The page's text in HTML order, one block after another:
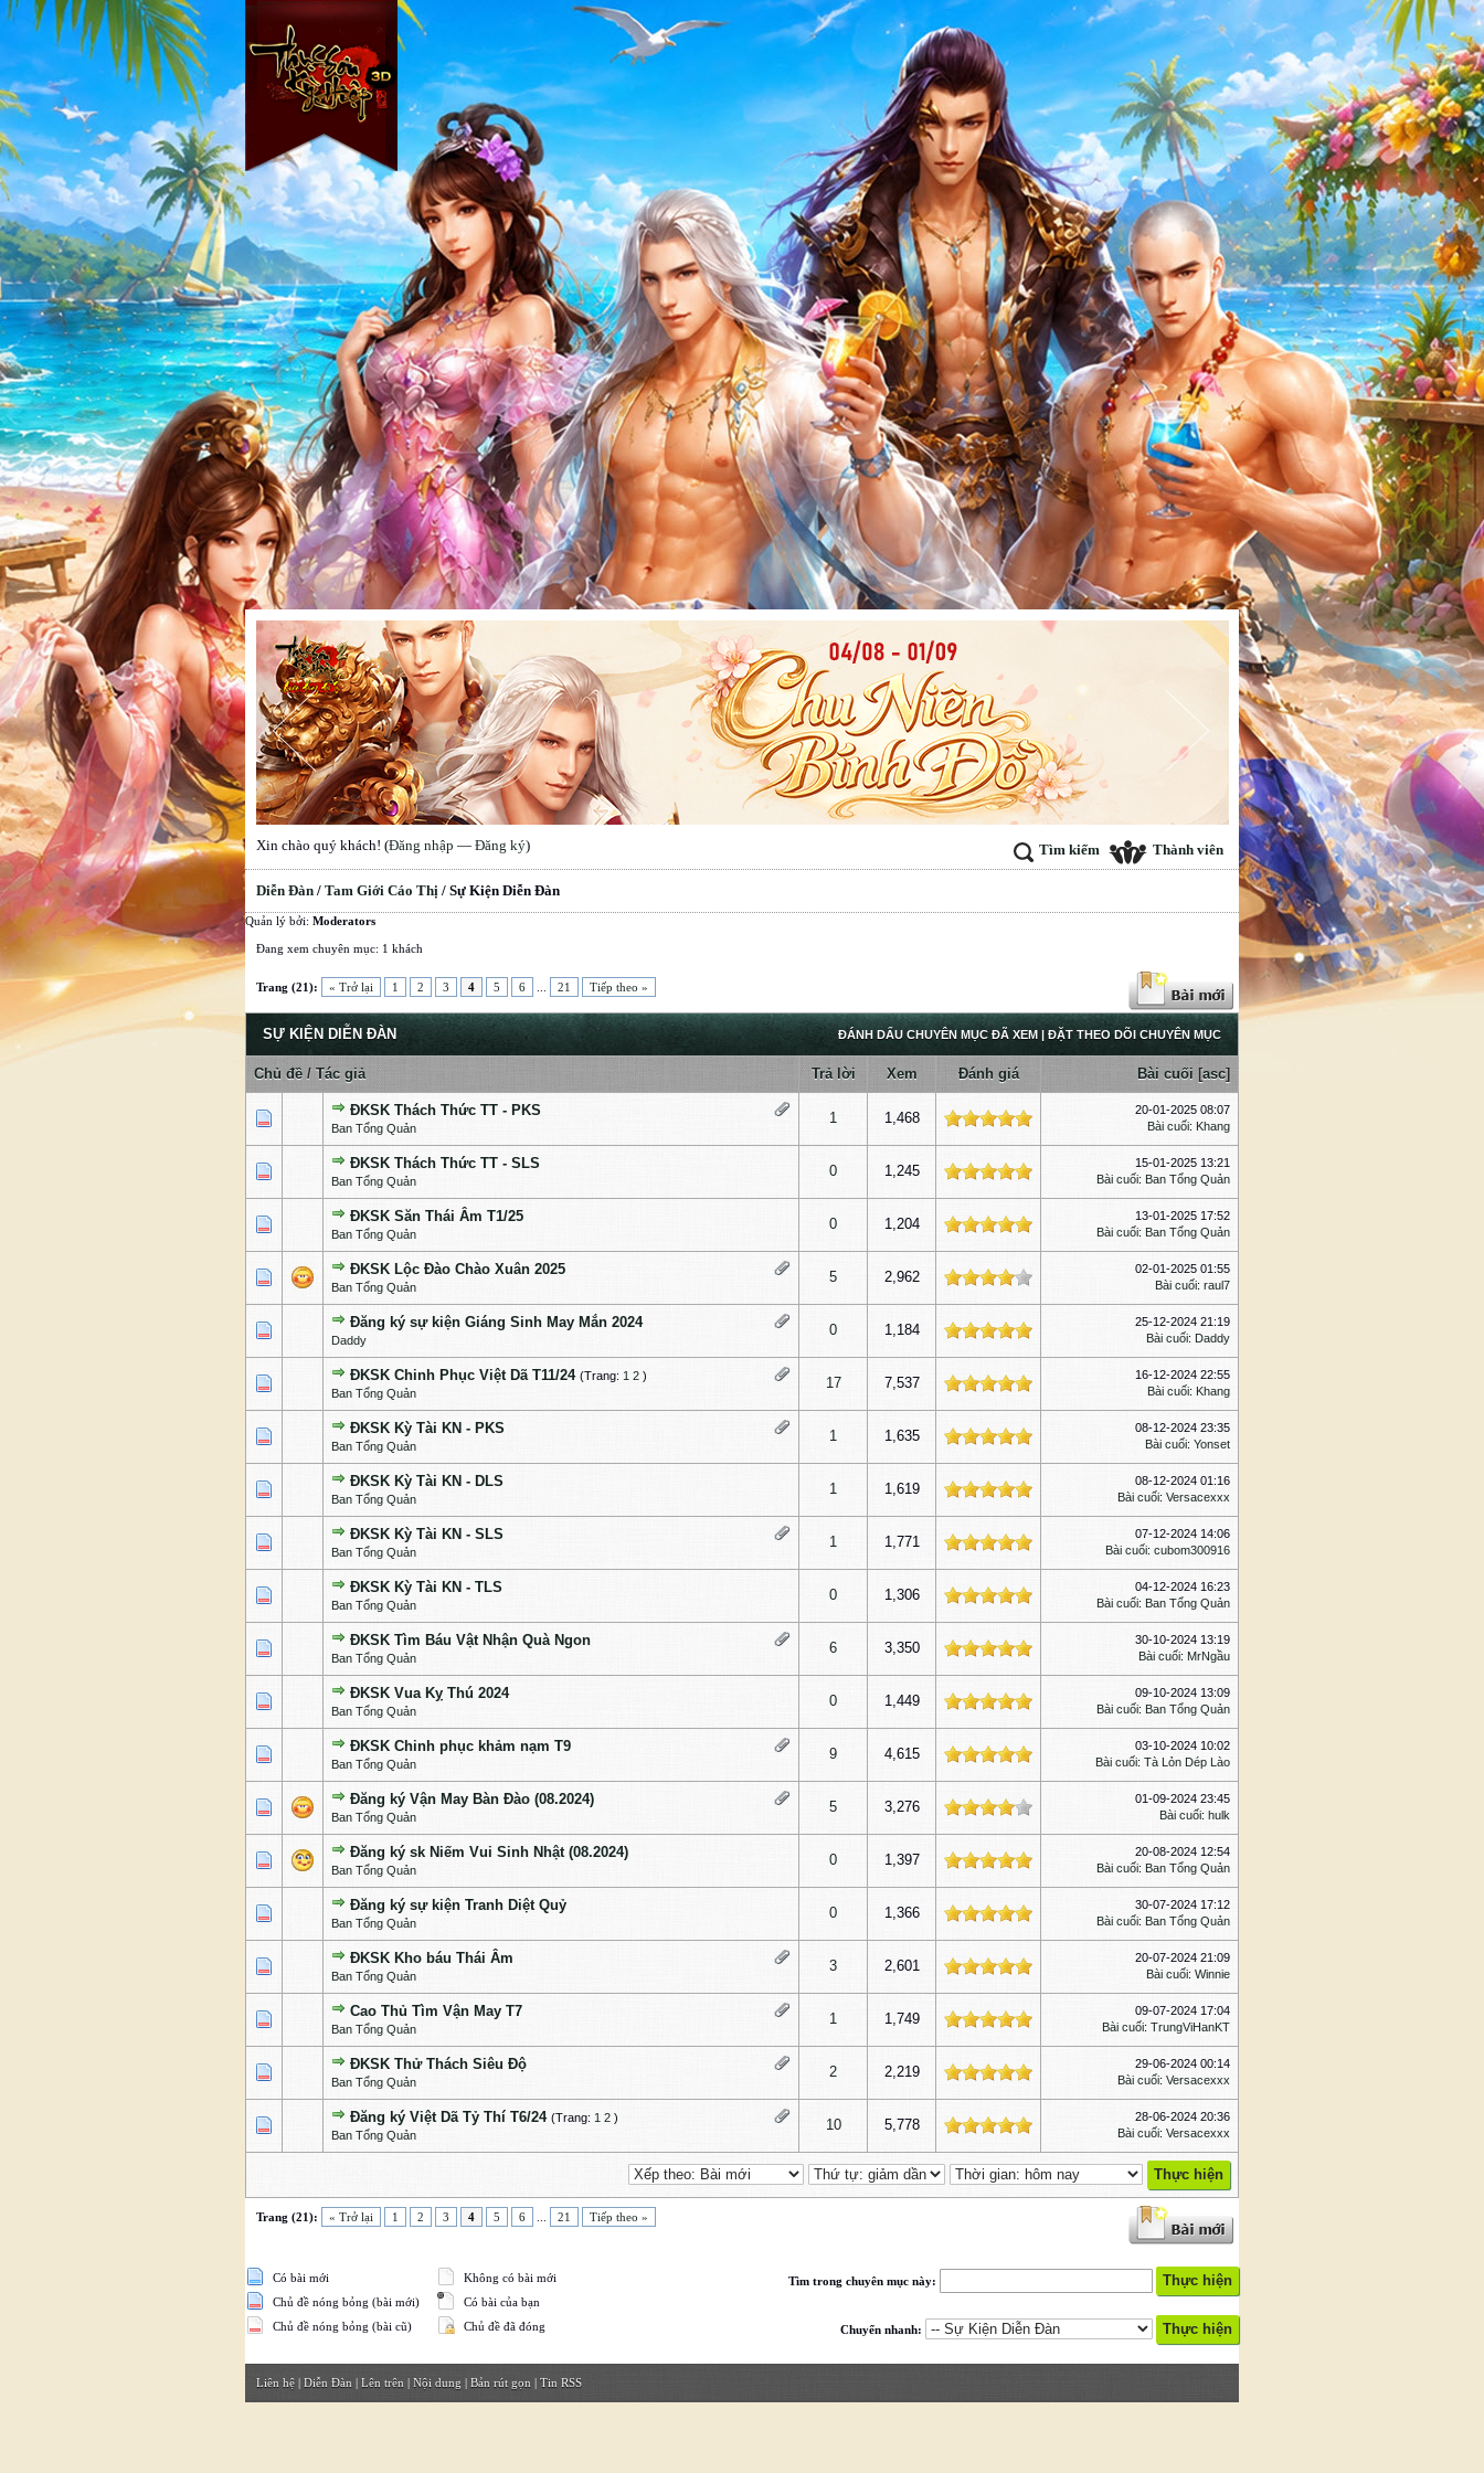
Tìm kiếm Thành viên
Xin chào quý khách! (Đăng nhập — Đăng ký)
Diễn Đàn / Tam Giới Cáo Thị / Sự Kiện Diễn Đàn
Quản lý bởi: Moderators
Đang xem chuyên mục: 1 khách
Trang (21): « Trở lại 1 2 3 4 5 6 21 Tiếp theo »
ĐÁNH DẤU CHUYÊN MỤC ĐÃ XEM | ĐẶT THEO DÕI CHUYÊN MỤC
SỰ KIỆN DIỄN ĐÀN
Chủ đề / Tác giả Trả lời Xem Đánh giá Bài cuối [asc]
ĐKSK Thách Thức TT - PKS
Ban Tổng Quản
1 1,468
1 Bỏ phiếu - 5 của 5 cấp độ
12345
20-01-2025 08:07
Bài cuối: Khang
ĐKSK Thách Thức TT - SLS
Ban Tổng Quản
0 1,245
1 Bỏ phiếu - 5 của 5 cấp độ
12345
15-01-2025 13:21
Bài cuối: Ban Tổng Quản
ĐKSK Săn Thái Âm T1/25
Ban Tổng Quản
0 1,204
1 Bỏ phiếu - 5 của 5 cấp độ
123 4 5
13-01-2025 17:52
Bài cuối: Ban Tổng Quản
ĐKSK Lộc Đào Chào Xuân 2025
Ban Tổng Quản
5 2,962
3 Bỏ phiếu - 4 của 5 cấp độ
123 45
02-01-2025 01:55
Bài cuối: raul7
Đăng ký sự kiện Giáng Sinh May Mắn 2024
Daddy
0 1,184
1 Bỏ phiếu - 5 của 5 cấp độ
1 234 5
25-12-2024 21:19
Bài cuối: Daddy
ĐKSK Chinh Phục Việt Dã T11/24 (Trang: 1 2 )
Ban Tổng Quản
17 7,537
1 Bỏ phiếu - 5 của 5 cấp độ
12345
16-12-2024 22:55
Bài cuối: Khang
ĐKSK Kỳ Tài KN - PKS
Ban Tổng Quản
1 1,635
1 Bỏ phiếu - 5 của 5 cấp độ
12 3 45
08-12-2024 23:35
Bài cuối: Yonset
ĐKSK Kỳ Tài KN - DLS
Ban Tổng Quản
1 1,619
1 Bỏ phiếu - 5 của 5 cấp độ
12 3 45
08-12-2024 01:16
Bài cuối: Versacexxx
ĐKSK Kỳ Tài KN - SLS
Ban Tổng Quản
1 1,771
1 Bỏ phiếu - 5 của 5 cấp độ
12 3 45
07-12-2024 14:06
Bài cuối: cubom300916
ĐKSK Kỳ Tài KN - TLS
Ban Tổng Quản
0 1,306
1 Bỏ phiếu - 5 của 5 cấp độ
12 3 45
04-12-2024 16:23
Bài cuối: Ban Tổng Quản
ĐKSK Tìm Báu Vật Nhận Quà Ngon
Ban Tổng Quản
6 3,350
1 Bỏ phiếu - 5 của 5 cấp độ
123 45
30-10-2024 13:19
Bài cuối: MrNgầu
ĐKSK Vua Kỵ Thú 2024
Ban Tổng Quản
0 1,449
1 Bỏ phiếu - 5 của 5 cấp độ
123 45
09-10-2024 13:09
Bài cuối: Ban Tổng Quản
ĐKSK Chinh phục khảm nạm T9
Ban Tổng Quản
9 4,615
1 Bỏ phiếu - 5 của 5 cấp độ
12345
03-10-2024 10:02
Bài cuối: Tà Lỏn Dép Lào
Đăng ký Vận May Bàn Đào (08.2024)
Ban Tổng Quản
5 3,276
3 Bỏ phiếu - 3.67 của 5 cấp độ
1 2345
01-09-2024 23:45
Bài cuối: hulk
Đăng ký sk Niếm Vui Sinh Nhật (08.2024)
Ban Tổng Quản
0 1,397
1 Bỏ phiếu - 5 của 5 cấp độ
1 2345
20-08-2024 12:54
Bài cuối: Ban Tổng Quản
Đăng ký sự kiện Tranh Diệt Quỷ
Ban Tổng Quản
0 1,366
1 Bỏ phiếu - 5 của 5 cấp độ
1 234 5
30-07-2024 17:12
Bài cuối: Ban Tổng Quản
ĐKSK Kho báu Thái Âm
Ban Tổng Quản
3 2,601
1 Bỏ phiếu - 5 của 5 cấp độ
123 45
20-07-2024 21:09
Bài cuối: Winnie
Cao Thủ Tìm Vận May T7
Ban Tổng Quản
1 1,749
2 Bỏ phiếu - 5 của 5 cấp độ
12 345
09-07-2024 17:04
Bài cuối: TrungViHanKT
ĐKSK Thử Thách Siêu Độ
Ban Tổng Quản
2 2,219
1 Bỏ phiếu - 5 của 5 cấp độ
123 4 5
29-06-2024 00:14
Bài cuối: Versacexxx
Đăng ký Việt Dã Tỷ Thí T6/24 (Trang: 1 2 )
Ban Tổng Quản
10 5,778
1 Bỏ phiếu - 5 của 5 cấp độ
1 2345
28-06-2024 20:36
Bài cuối: Versacexxx
Trang (21): « Trở lại 1 2 3 4 5 6 21 Tiếp theo »
Có bài mới
Chủ đề nóng bỏng (bài mới)
Chủ đề nóng bỏng (bài cũ)
Không có bài mới
Có bài của bạn
Chủ đề đã đóng
Tìm trong chuyên mục này:
Chuyển nhanh:
Liên hệ | Diễn Đàn | Lên trên | Nội dung | Bản rút gọn | Tin RSS